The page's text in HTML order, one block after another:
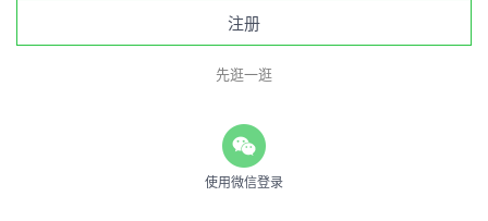
注册
先逛一逛
使用微信登录